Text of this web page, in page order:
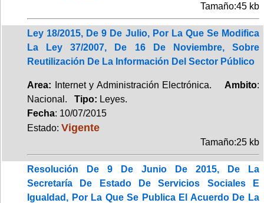
Tamaño:45 kb
Ley 18/2015, De 9 De Julio, Por La Que Se Modifica
La Ley 37/2007, De 16 De Noviembre, Sobre
Reutilización De La Información Del Sector Público
Area: Internet y Administración Electrónica. Ambito:
Nacional. Tipo: Leyes.
Fecha: 10/07/2015
Estado: Vigente
Tamaño:25 kb
Resolución De 9 De Junio De 2015, De La
Secretaría De Estado De Servicios Sociales E
Igualdad, Por La Que Se Publica El Acuerdo De La